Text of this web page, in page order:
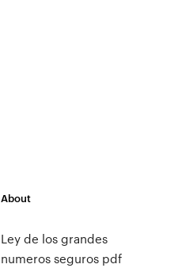
About
Ley de los grandes
numeros seguros pdf